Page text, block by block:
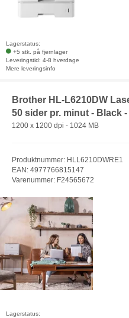
Lagerstatus:
+5 stk. på fjernlager
Leveringstid: 4-8 hverdage
Mere leveringsinfo
Brother HL-L6210DW
50 sider pr. minut - Black -
1200 x 1200 dpi - 1024 MB
Produktnummer: HLL6210DWRE1
EAN: 4977766815147
Varenummer: F24565672
Lagerstatus: